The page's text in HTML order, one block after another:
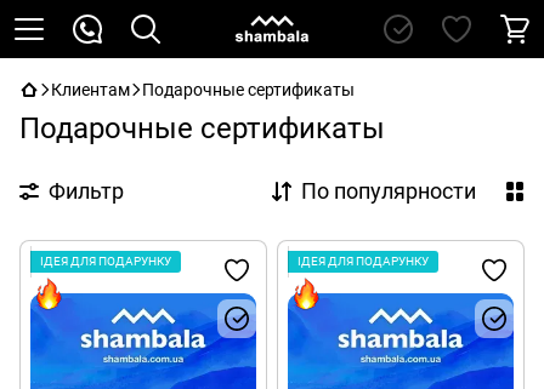
Клиентам Подарочные сертификаты
Подарочные сертификаты
Фильтр По популярности
ІДЕЯ ДЛЯ ПОДАРУНКУ ІДЕЯ ДЛЯ ПОДАРУНКУ